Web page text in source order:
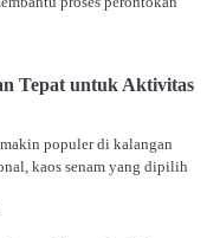
Tepat untuk Aktivitas
populer di kalangan
kaos senam yang dipilih